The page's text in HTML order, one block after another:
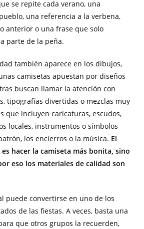
se repite cada verano, una
una referencia a la verbena,
anterior o una frase que solo
parte de la peña.
también aparece en los dibujos,
camisetas apuestan por diseños
buscan llamar la atención con
tipografías divertidas o mezclas muy
que incluyen caricaturas, escudos,
locales, instrumentos o símbolos
los encierros o la música. El
hacer la camiseta más bonita, sino
eso los materiales de calidad son
puede convertirse en uno de los
de las fiestas. A veces, basta una
que otros grupos la recuerden,